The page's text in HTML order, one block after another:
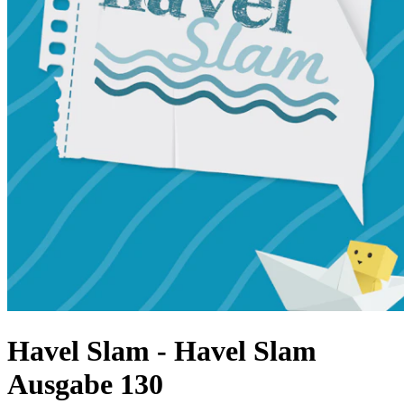
Havel Slam - Havel Slam
Ausgabe 130